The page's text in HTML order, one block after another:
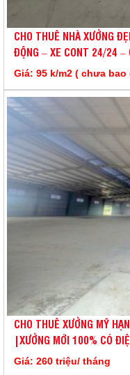
CHO THUÊ NHÀ XƯỞNG
ĐỘNG – XE CONT 24/24 –
Giá: 95 k/m2 ( chưa bao
CHO THUÊ XƯỞNG MỸ
|XƯỞNG MỚI 100% CÓ
Giá: 260 triệu/ tháng